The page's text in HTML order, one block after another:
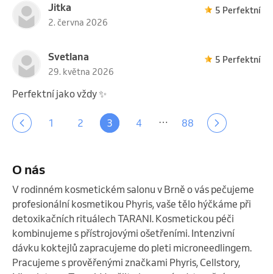
Jitka
2. června 2026
5 Perfektní
Svetlana
29. května 2026
5 Perfektní
Perfektní jako vždy ✨
1 2 3 4 … 88
O nás
V rodinném kosmetickém salonu v Brně o vás pečujeme
profesionální kosmetikou Phyris, vaše tělo hýčkáme při
detoxikačních rituálech TARANI. Kosmetickou péči
kombinujeme s přístrojovými ošetřeními. Intenzivní
dávku koktejlů zapracujeme do pleti microneedlingem.
Pracujeme s prověřenými značkami Phyris, Cellstory,